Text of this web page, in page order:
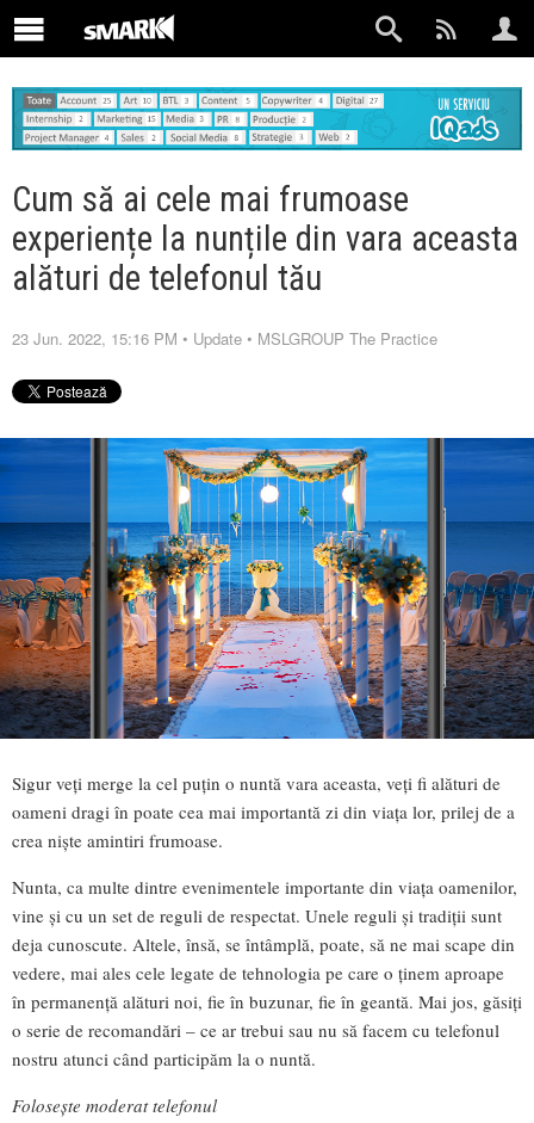
Cum să ai cele mai frumoase
experiențe la nunțile din vara aceasta
alături de telefonul tău
23 Jun. 2022, 15:16 PM • Update • MSLGROUP The Practice
Sigur veți merge la cel puțin o nuntă vara aceasta, veți fi alături de
oameni dragi în poate cea mai importantă zi din viața lor, prilej de a
crea niște amintiri frumoase.
Nunta, ca multe dintre evenimentele importante din viața oamenilor,
vine și cu un set de reguli de respectat. Unele reguli și tradiții sunt
deja cunoscute. Altele, însă, se întâmplă, poate, să ne mai scape din
vedere, mai ales cele legate de tehnologia pe care o ținem aproape
în permanență alături noi, fie în buzunar, fie în geantă. Mai jos, găsiți
o serie de recomandări – ce ar trebui sau nu să facem cu telefonul
nostru atunci când participăm la o nuntă.
Folosește moderat telefonul